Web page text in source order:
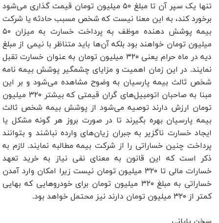
تنها یک سپر آن تا مبلغ ۵۰ میلیون تومان قیمت گذاری می‌شود
برخورد کند، به این معنا نیست که شخص مسبب حادثه یا شرکت
بیمه پوشش دهنده موظف به پرداخت خسارت به میزان ۵۰
میلیون تومان خواهند بود بلکه آن‌ها باید متناظر با نیمی از مبلغ
دیه در ماه حرام یعنی ۳۲۰ میلیون تومان به عنوان خسارت تقبل
نمایند. در این زمان اهمیت و مزایای چشمگیر پوشش بیمه نامه
شخص ثالث بیمه پارسیان به وضوح مشاهده می‌شود و بر این
مبنا به صاحبان اتومبیل‌های گران قیمتی که بیشتر ۳۲۰ میلیون
تومان ارزش دارند توصیه می‌شود از پوشش بیمه شخص ثالث
بیمه پارسیان بهره بگیرند تا در صورت بروز هر گونه مشکل یا
ایجاد خسارت ناگزیر به جبران زیان‌های وارده نباشند و بتوانند
پرداخت چنین خساراتی را از شرکت بیمه مطالبه نمایند. لازم به
ذکر است که این قانون به معنای نفی نیاز به خرید تعهد
خسارات مالی تا ۳۲۰ میلیون تومان نیست زیرا امکان وارد آمدن
خساراتی به مبلغ ۳۲۰ میلیون تومان برای خودروهایی که بهایی
کمتر از ۳۲۰ میلیون تومان دارند نیز محتمل خواهد بود.